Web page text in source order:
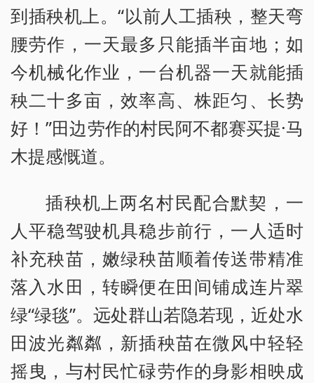
到插秧机上。“以前人工插秧，整天弯
腰劳作，一天最多只能插半亩地；如
今机械化作业，一台机器一天就能插
秧二十多亩，效率高、株距匀、长势
好！”田边劳作的村民阿不都赛买提·马
木提感慨道。
插秧机上两名村民配合默契，一
人平稳驾驶机具稳步前行，一人适时
补充秧苗，嫩绿秧苗顺着传送带精准
落入水田，转瞬便在田间铺成连片翠
绿“绿毯”。远处群山若隐若现，近处水
田波光粼粼，新插秧苗在微风中轻轻
摇曳，与村民忙碌劳作的身影相映成